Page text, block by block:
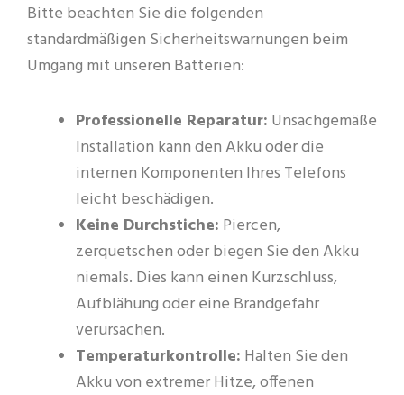
Bitte beachten Sie die folgenden
standardmäßigen Sicherheitswarnungen beim
Umgang mit unseren Batterien:
Professionelle Reparatur: Unsachgemäße
Installation kann den Akku oder die
internen Komponenten Ihres Telefons
leicht beschädigen.
Keine Durchstiche: Piercen,
zerquetschen oder biegen Sie den Akku
niemals. Dies kann einen Kurzschluss,
Aufblähung oder eine Brandgefahr
verursachen.
Temperaturkontrolle: Halten Sie den
Akku von extremer Hitze, offenen